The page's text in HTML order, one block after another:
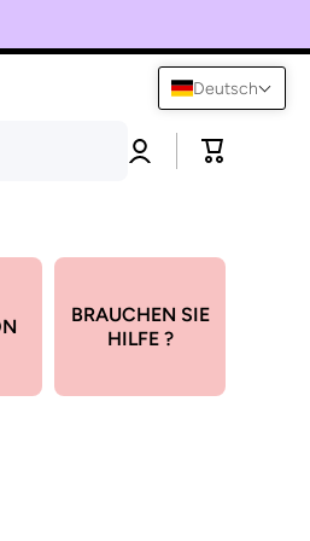
EinloggenWarenkorb
BRAUCHEN SIE
HILFE ?
Deutsch